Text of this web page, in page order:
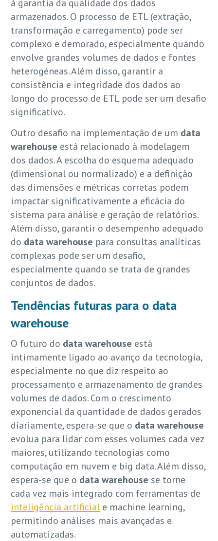
à garantia da qualidade dos dados
armazenados. O processo de ETL (extração,
transformação e carregamento) pode ser
complexo e demorado, especialmente quando
envolve grandes volumes de dados e fontes
heterogéneas. Além disso, garantir a
consistência e integridade dos dados ao
longo do processo de ETL pode ser um desafio
significativo.
Outro desafio na implementação de um data
warehouse está relacionado à modelagem
dos dados. A escolha do esquema adequado
(dimensional ou normalizado) e a definição
das dimensões e métricas corretas podem
impactar significativamente a eficácia do
sistema para análise e geração de relatórios.
Além disso, garantir o desempenho adequado
do data warehouse para consultas analíticas
complexas pode ser um desafio,
especialmente quando se trata de grandes
conjuntos de dados.
Tendências futuras para o data
warehouse
O futuro do data warehouse está
intimamente ligado ao avanço da tecnologia,
especialmente no que diz respeito ao
processamento e armazenamento de grandes
volumes de dados. Com o crescimento
exponencial da quantidade de dados gerados
diariamente, espera-se que o data warehouse
evolua para lidar com esses volumes cada vez
maiores, utilizando tecnologias como
computação em nuvem e big data. Além disso,
espera-se que o data warehouse se torne
cada vez mais integrado com ferramentas de
inteligência artificial e machine learning,
permitindo análises mais avançadas e
automatizadas.